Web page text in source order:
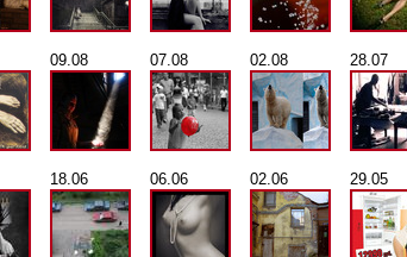
09.08 07.08 02.08 28.07
18.06 06.06 02.06 29.05